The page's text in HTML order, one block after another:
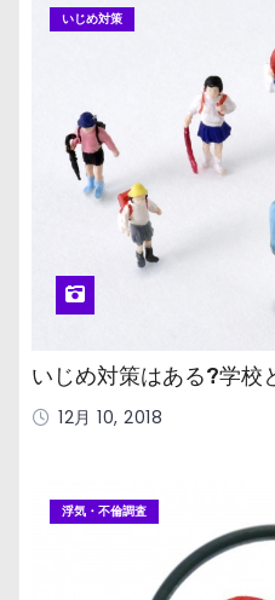
いじめ対策
いじめ対策はある?学校
12月 10, 2018
浮気・不倫調査